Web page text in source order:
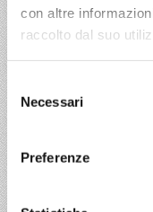
con altre
raccolto dal suo
Selezione
delNecessari
Preferenze
Gli